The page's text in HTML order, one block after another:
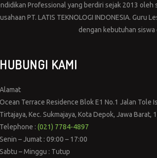
Professional yang berdiri sejak 2013
PT. LATIS TEKNOLOGI INDONESIA.
dengan kebutuhan siswa
HUBUNGI KAMI
Alamat
Ocean Terrace Residence Blok E1 No.1 Jalan Tole
Tirtajaya, Kec. Sukmajaya, Kota Depok, Jawa Barat,
Telephone : (021) 7784-4897
Senin – Jumat : 09:00 – 17:00
Sabtu – Minggu : Tutup